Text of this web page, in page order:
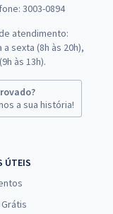
3003-0894
atendimento:
a sexta (8h às 20h),
às 13h).
a sua história!
ÚTEIS